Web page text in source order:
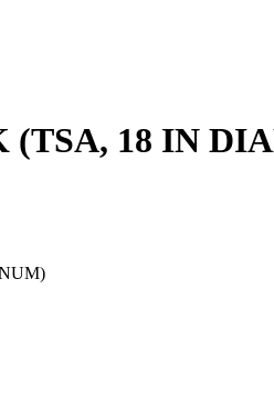
(TSA, 18 IN